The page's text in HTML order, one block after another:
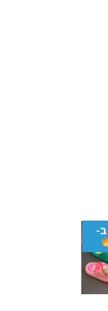
מוצר 3 ב-